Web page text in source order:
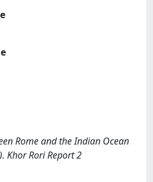
Rome and the Indian Ocean
Khor Rori Report 2